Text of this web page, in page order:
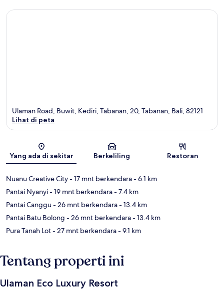
Peta
Ulaman Road, Buwit, Kediri, Tabanan, 20, Tabanan, Bali, 82121
Lihat di peta
Yang ada di sekitar Berkeliling Restoran
Nuanu Creative City- 17 mnt berkendara- 6.1 km
Pantai Nyanyi- 19 mnt berkendara- 7.4 km
Pantai Canggu- 26 mnt berkendara- 13.4 km
Pantai Batu Bolong - 26 mnt berkendara- 13.4 km
Pura Tanah Lot- 27 mnt berkendara- 9.1 km
Tentang properti ini
Ulaman Eco Luxury Resort